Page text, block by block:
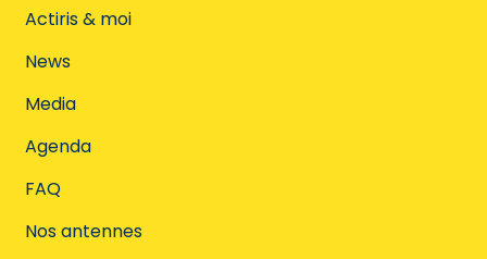
Actiris & moi
News
Media
Agenda
FAQ
Nos antennes